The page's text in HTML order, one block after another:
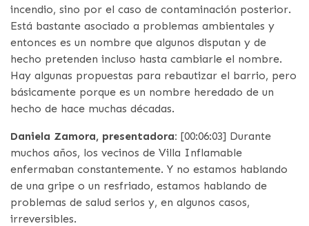
incendio, sino por el caso de contaminación posterior.
Está bastante asociado a problemas ambientales y
entonces es un nombre que algunos disputan y de
hecho pretenden incluso hasta cambiarle el nombre.
Hay algunas propuestas para rebautizar el barrio, pero
básicamente porque es un nombre heredado de un
hecho de hace muchas décadas.
Daniela Zamora, presentadora: [00:06:03] Durante
muchos años, los vecinos de Villa Inflamable
enfermaban constantemente. Y no estamos hablando
de una gripe o un resfriado, estamos hablando de
problemas de salud serios y, en algunos casos,
irreversibles.